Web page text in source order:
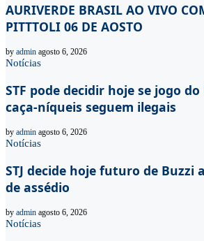
AURIVERDE BRASIL AO VIVO
PITTTOLI 06 DE AOSTO
by admin agosto 6, 2026
Notícias
STF pode decidir hoje se jogo
caça-níqueis seguem ilegais
by admin agosto 6, 2026
Notícias
STJ decide hoje futuro de Buzzi
de assédio
by admin agosto 6, 2026
Notícias